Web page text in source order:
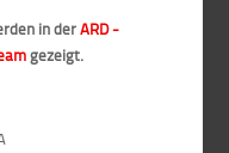
in derARD -
gezeigt.